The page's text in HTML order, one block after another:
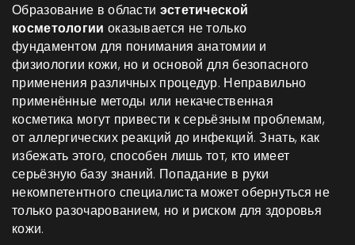
Образование в области эстетической
косметологии оказывается не только
фундаментом для понимания анатомии и
физиологии кожи, но и основой для безопасного
применения различных процедур. Неправильно
применённые методы или некачественная
косметика могут привести к серьёзным проблемам,
от аллергических реакций до инфекций. Знать, как
избежать этого, способен лишь тот, кто имеет
серьёзную базу знаний. Попадание в руки
некомпетентного специалиста может обернуться не
только разочарованием, но и риском для здоровья
кожи.